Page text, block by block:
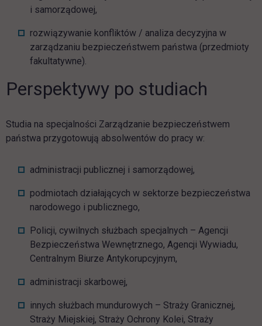
i samorządowej,
rozwiązywanie konfliktów / analiza decyzyjna w
zarządzaniu bezpieczeństwem państwa (przedmioty
fakultatywne).
Perspektywy po studiach
Studia na specjalności Zarządzanie bezpieczeństwem
państwa przygotowują absolwentów do pracy w:
administracji publicznej i samorządowej,
podmiotach działających w sektorze bezpieczeństwa
narodowego i publicznego,
Policji, cywilnych służbach specjalnych – Agencji
Bezpieczeństwa Wewnętrznego, Agencji Wywiadu,
Centralnym Biurze Antykorupcyjnym,
administracji skarbowej,
innych służbach mundurowych – Straży Granicznej,
Straży Miejskiej, Straży Ochrony Kolei, Straży